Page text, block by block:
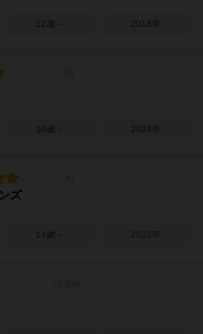
12歳～ 2018年
10歳～ 2024年
ズ
14歳～ 2023年